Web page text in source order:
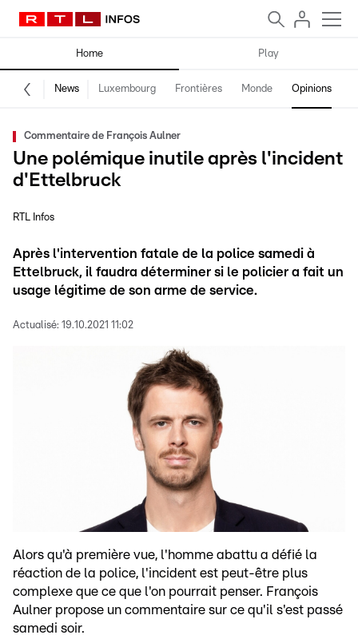
Home Play
News Luxembourg Frontières Monde Opinions
Commentaire de François Aulner
Une polémique inutile après l'incident
d'Ettelbruck
RTL Infos
Après l'intervention fatale de la police samedi à
Ettelbruck, il faudra déterminer si le policier a fait un
usage légitime de son arme de service.
Actualisé: 19.10.2021 11:02
Alors qu'à première vue, l'homme abattu a défié la
réaction de la police, l'incident est peut-être plus
complexe que ce que l'on pourrait penser. François
Aulner propose un commentaire sur ce qu'il s'est passé
samedi soir.